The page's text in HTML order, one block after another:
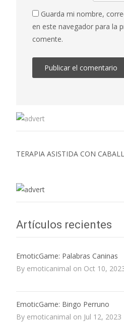
Guarda mi nombre,
en este navegador para la
comente.
TERAPIA ASISTIDA CON
Artículos recientes
EmoticGame: Palabras Caninas
By emoticanimal on Oct 10,
EmoticGame: Bingo Perruno
By emoticanimal on Jul 12, 2023